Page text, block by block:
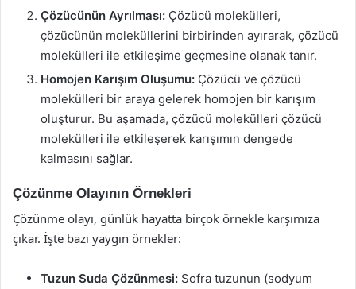
Çözücünün Ayrılması: Çözücü molekülleri,
çözücünün moleküllerini birbirinden ayırarak, çözücü
molekülleri ile etkileşime geçmesine olanak tanır.
Homojen Karışım Oluşumu: Çözücü ve çözücü
molekülleri bir araya gelerek homojen bir karışım
oluşturur. Bu aşamada, çözücü molekülleri çözücü
molekülleri ile etkileşerek karışımın dengede
kalmasını sağlar.
Çözünme Olayının Örnekleri
Çözünme olayı, günlük hayatta birçok örnekle karşımıza
çıkar. İşte bazı yaygın örnekler:
Tuzun Suda Çözünmesi: Sofra tuzunun (sodyum